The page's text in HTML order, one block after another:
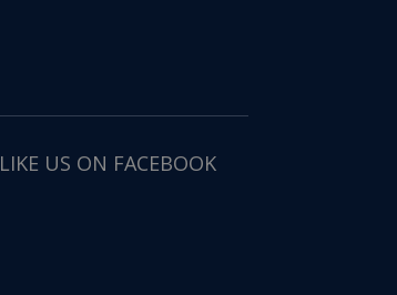
LIKE US ON FACEBOOK